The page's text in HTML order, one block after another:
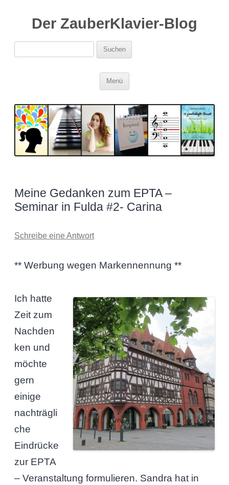
Der ZauberKlavier-Blog
Suchen
nach:
Menü
Meine Gedanken zum EPTA –
Seminar in Fulda #2- Carina
Schreibe eine Antwort
** Werbung wegen Markennennung **
Ich hatte
Zeit zum
Nachden
ken und
möchte
gern
einige
nachträgli
che
Eindrücke
zur EPTA
– Veranstaltung formulieren. Sandra hat in